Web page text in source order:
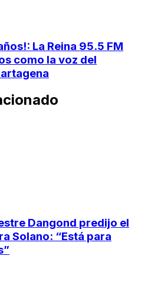
La Reina 95.5 FM
como la voz del
Dangond predijo el
Solano: “Está para